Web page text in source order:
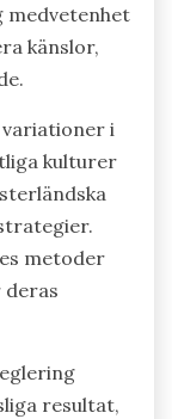
medvetenhet
känslor,
i
kulturer
metoder
resultat,